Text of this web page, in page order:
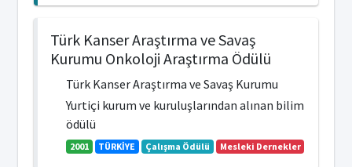
Türk Kanser Araştırma ve Savaş
Kurumu Onkoloji Araştırma Ödülü
Türk Kanser Araştırma ve Savaş Kurumu
Yurtiçi kurum ve kuruluşlarından alınan bilim
ödülü
2001 TÜRKİYE Çalışma Ödülü Mesleki Dernekler